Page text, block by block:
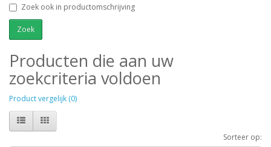
Zoek ook in productomschrijving
Producten die aan uw
zoekcriteria voldoen
Product vergelijk (0)
Sorteer op: